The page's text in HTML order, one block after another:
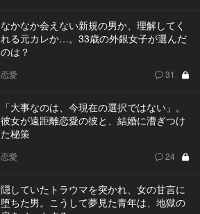
なかなか会えない新規の男か、理解してく
れる元カレか…。33歳の外銀女子が選んだ
のは？
恋愛 31
「大事なのは、今現在の選択ではない」。
彼女が遠距離恋愛の彼と、結婚に漕ぎつけ
た秘策
恋愛 24
隠していたトラウマを突かれ、女の甘言に
堕ちた男。こうして夢見た青年は、地獄の